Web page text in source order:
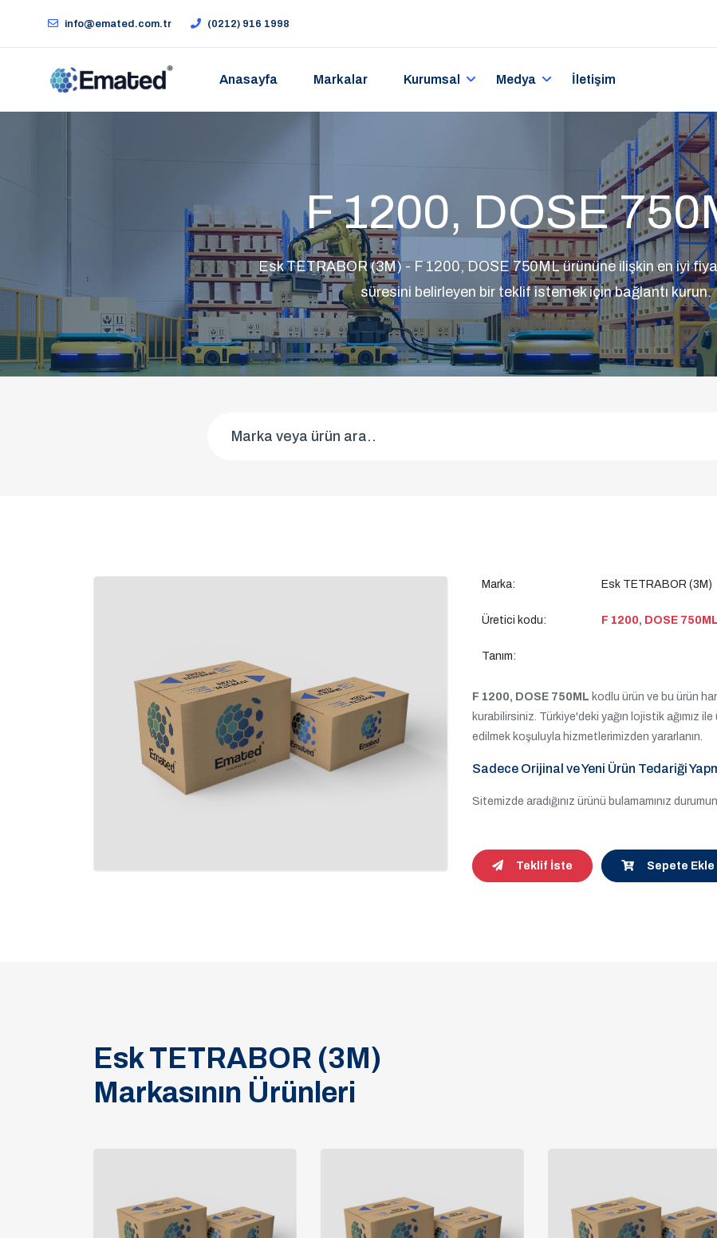
info@emated.com.tr (0212) 916 1998
Anasayfa Markalar Kurumsal Medya İletişim
F 1200, DOSE
Esk TETRABOR (3M) - F 1200, DOSE 750ML ürününe ilişkin en iyi
süresini belirleyen bir teklif istemek için bağlantı kurun.
Marka: Esk TETRABOR (3M)
Üretici kodu: F 1200, DOSE 750ML
Tanım:
F 1200, DOSE 750ML kodlu ürün ve bu ürün
kurabilirsiniz. Türkiye'deki yağın lojistik ağımız
edilmek koşuluyla hizmetlerimizden yararlanın.
Sadece Orijinal ve Yeni Ürün Tedariği
Sitemizde aradığınız ürünü bulamamınız
Teklif İste Sepete Ekle
Esk TETRABOR (3M)
Markasının Ürünleri